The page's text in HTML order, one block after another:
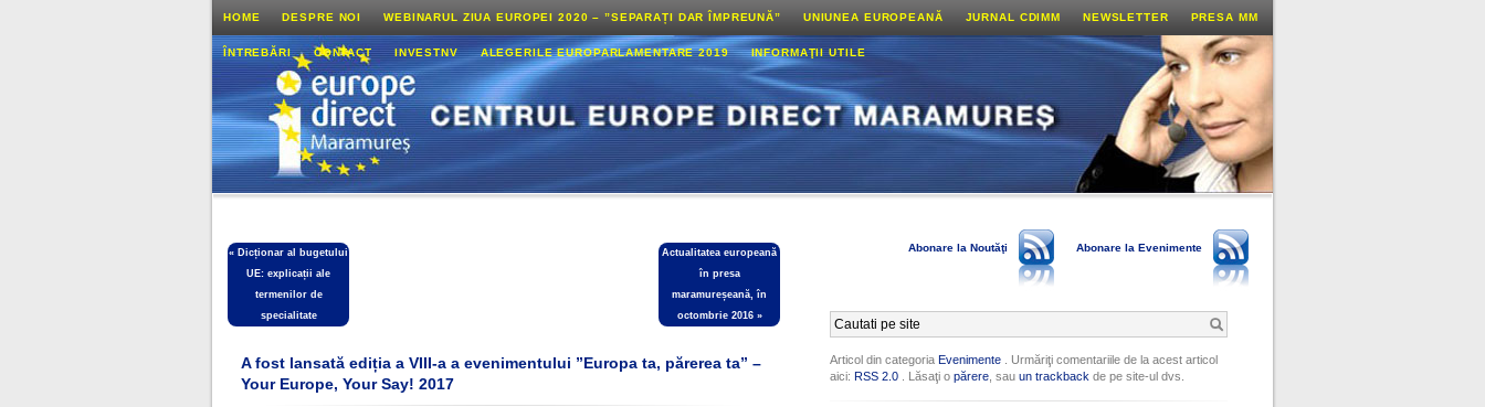
HOME DESPRE NOI WEBINARUL ZIUA EUROPEI 2020 – ”SEPARAȚI DAR ÎMPREUNĂ” UNIUNEA EUROPEANĂ JURNAL CDIMM NEWSLETTER PRESA MM
ÎNTREBĂRI CONTACT INVESTNV ALEGERILE EUROPARLAMENTARE 2019 INFORMAŢII UTILE
« Dicționar al bugetului
UE: explicații ale
termenilor de
specialitate
Actualitatea europeană
în presa
maramureșeană, în
octombrie 2016»
A fost lansată ediția a VIII-a a evenimentului ”Europa ta, părerea ta” –
Your Europe, Your Say! 2017
Abonare la Noutăţi Abonare la Evenimente
Articol din categoriaEvenimente . Urmăriţi comentariile de la acest articol
aici:RSS 2.0 . Lăsaţi opărere , sauun trackbackde pe site-ul dvs.